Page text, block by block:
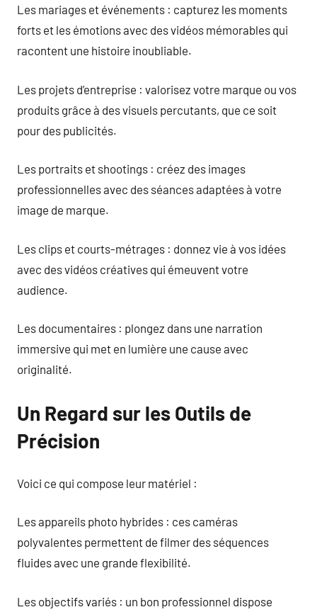
Les mariages et événements : capturez les moments
forts et les émotions avec des vidéos mémorables qui
racontent une histoire inoubliable.
Les projets d’entreprise : valorisez votre marque ou vos
produits grâce à des visuels percutants, que ce soit
pour des publicités.
Les portraits et shootings : créez des images
professionnelles avec des séances adaptées à votre
image de marque.
Les clips et courts-métrages : donnez vie à vos idées
avec des vidéos créatives qui émeuvent votre
audience.
Les documentaires : plongez dans une narration
immersive qui met en lumière une cause avec
originalité.
Un Regard sur les Outils de
Précision
Voici ce qui compose leur matériel :
Les appareils photo hybrides : ces caméras
polyvalentes permettent de filmer des séquences
fluides avec une grande flexibilité.
Les objectifs variés : un bon professionnel dispose